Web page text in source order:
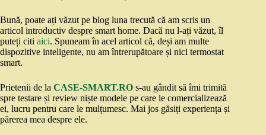
Bună, poate ați văzut pe blog luna trecută că am scris un
articol introductiv despre smart home. Dacă nu l-ați văzut, îl
puteți citi aici. Spuneam în acel articol că, deși am multe
dispozitive inteligente, nu am întrerupătoare și nici termostat
smart.
Prietenii de la CASE-SMART.RO s-au gândit să îmi trimită
spre testare și review niște modele pe care le comercializează
ei, lucru pentru care le mulțumesc. Mai jos găsiți experiența și
părerea mea despre ele.